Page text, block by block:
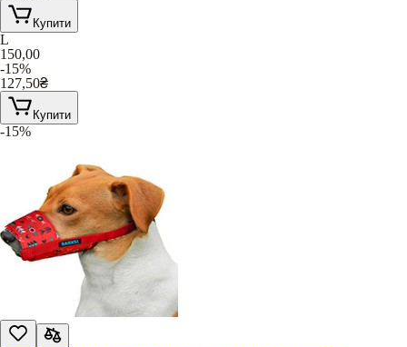
Купити
L
150,00
-15%
127,50₴
Купити
-15%